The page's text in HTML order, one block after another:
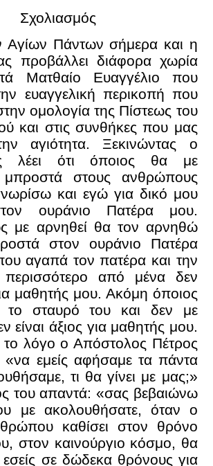
Σχολιασμός
Αγίων Πάντων σήμερα και η
προβάλλει διάφορα χωρία
Ματθαίο Ευαγγέλιο που
ευαγγελική περικοπή που
ομολογία της Πίστεως του
και στις συνθήκες που μας
αγιότητα. Ξεκινώντας ο
λέει ότι όποιος θα με
μπροστά στους ανθρώπους
και εγώ για δικό μου
ουράνιο Πατέρα μου.
με αρνηθεί θα τον αρνηθώ
στον ουράνιο Πατέρα
αγαπά τον πατέρα και την
περισσότερο από μένα δεν
μαθητής μου. Ακόμη όποιος
το σταυρό του και δεν με
είναι άξιος για μαθητής μου.
το λόγο ο Απόστολος Πέτρος
«να εμείς αφήσαμε τα πάντα
τι θα γίνει με μας;»
του απαντά: «σας βεβαιώνω
με ακολουθήσατε, όταν ο
καθίσει στον θρόνο
στον καινούργιο κόσμο, θα
εσείς σε δώδεκα θρόνους για